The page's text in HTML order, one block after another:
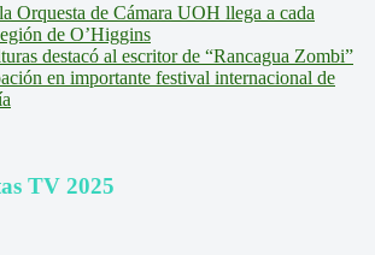
Orquesta de Cámara UOH llega a cada
de O’Higgins
destacó al escritor de “Rancagua Zombi”
en importante festival internacional de
TV 2025